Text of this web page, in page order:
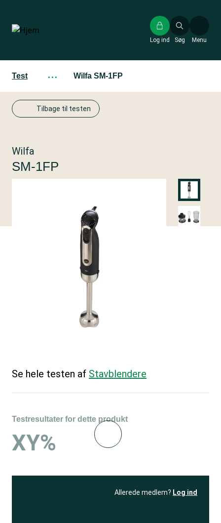
hovedindhold
Søg
Log ind Menu
Test ··· Wilfa SM-1FP
Tilbage til testen
Wilfa
SM-1FP
Se hele testen af Stavblendere
Testresultater for dette produkt
XY%
Allerede medlem? Log ind